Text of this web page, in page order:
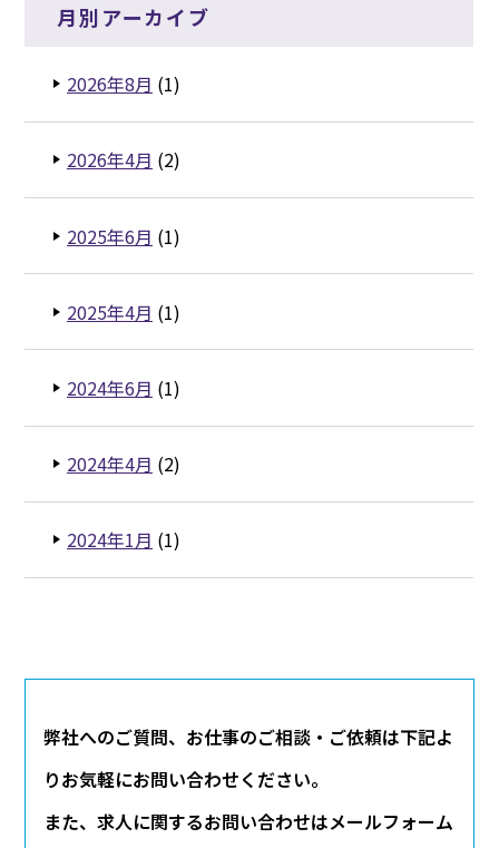
月別アーカイブ
2026年8月 (1)
2026年4月 (2)
2025年6月 (1)
2025年4月 (1)
2024年6月 (1)
2024年4月 (2)
2024年1月 (1)
弊社へのご質問、お仕事のご相談・ご依頼は下記よ
りお気軽にお問い合わせください。
また、求人に関するお問い合わせはメールフォーム